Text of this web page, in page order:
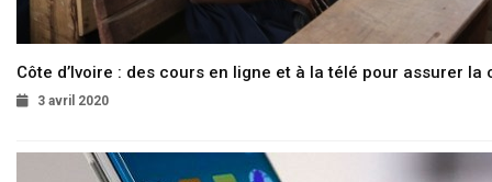
Côte d’Ivoire : des cours en ligne et à la télé pour assurer la
3 avril 2020